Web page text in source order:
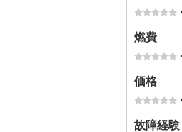
燃費
価格
故障経験